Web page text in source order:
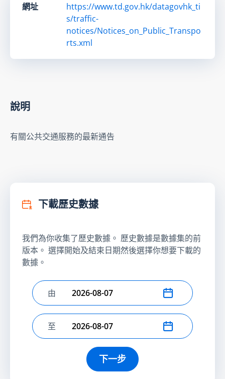
網址
https://www.td.gov.hk/datagovhk_ti
s/traffic-
notices/Notices_on_Public_Transpo
rts.xml
說明
有關公共交通服務的最新通告
下載歷史數據
我們為你收集了歷史數據。 歷史數據是數據集的前
版本。 選擇開始及結束日期然後選擇你想要下載的
數據。
選擇開始日期
由
選擇結束日期
至
下一步